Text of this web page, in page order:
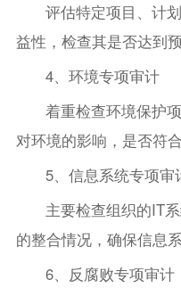
评估特定项目、计
益性，检查其是否达到预
4、环境专项审计
着重检查环境保护
对环境的影响，是否符
5、信息系统专项审
主要检查组织的IT
的整合情况，确保信息
6、反腐败专项审计